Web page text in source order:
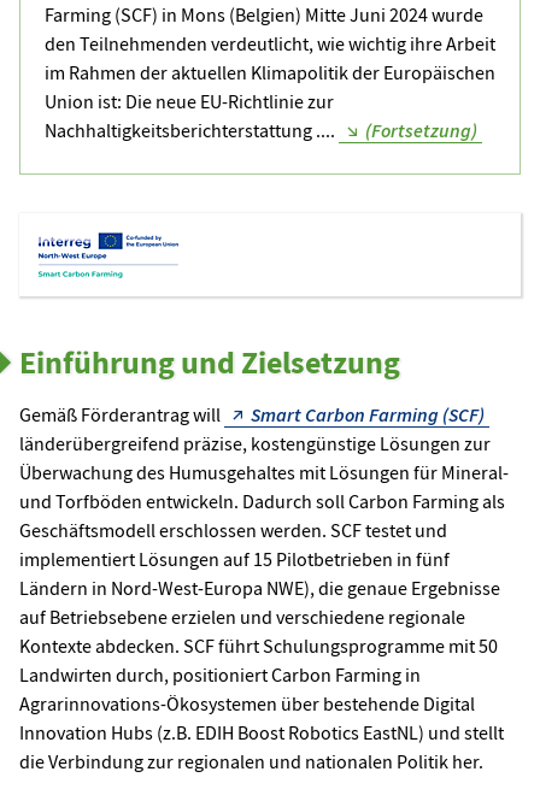
Farming (SCF) in Mons (Belgien) Mitte Juni 2024 wurde
den Teilnehmenden verdeutlicht, wie wichtig ihre Arbeit
im Rahmen der aktuellen Klimapolitik der Europäischen
Union ist: Die neue EU-Richtlinie zur
Nachhaltigkeitsberichterstattung ....
(Fortsetzung)
Einführung und Zielsetzung
Gemäß Förderantrag will
Smart Carbon Farming (SCF)
länderübergreifend präzise, kostengünstige Lösungen zur
Überwachung des Humusgehaltes mit Lösungen für Mineral-
und Torfböden entwickeln. Dadurch soll Carbon Farming als
Geschäftsmodell erschlossen werden. SCF testet und
implementiert Lösungen auf 15 Pilotbetrieben in fünf
Ländern in Nord-West-Europa NWE), die genaue Ergebnisse
auf Betriebsebene erzielen und verschiedene regionale
Kontexte abdecken. SCF führt Schulungsprogramme mit 50
Landwirten durch, positioniert Carbon Farming in
Agrarinnovations-Ökosystemen über bestehende Digital
Innovation Hubs (z.B. EDIH Boost Robotics EastNL) und stellt
die Verbindung zur regionalen und nationalen Politik her.